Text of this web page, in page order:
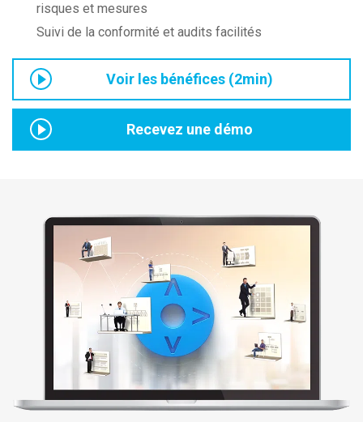
risques et mesures
Suivi de la conformité et audits facilités
Voir les bénéfices (2min)
Recevez une démo